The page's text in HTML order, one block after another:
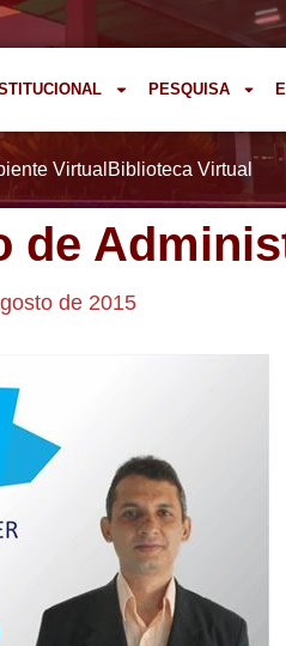
PESQUISA
Virtual Biblioteca Virtual
de
de 2015